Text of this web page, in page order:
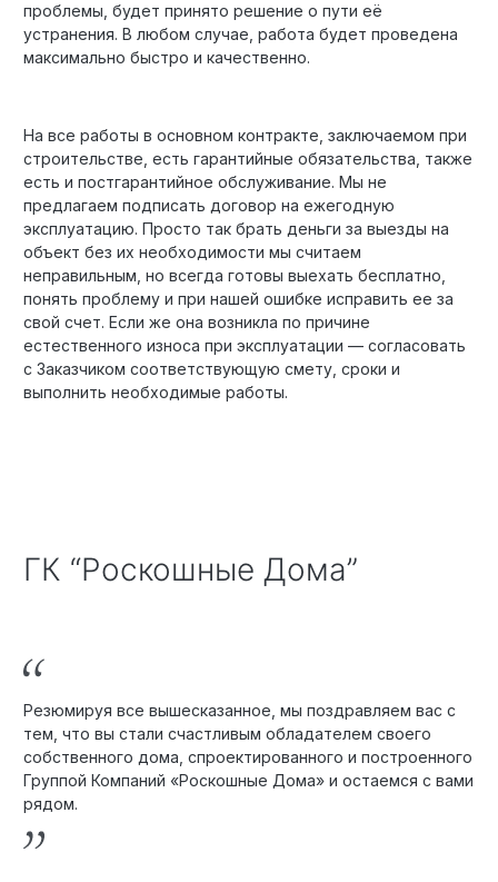
проблемы, будет принято решение о пути её
устранения. В любом случае, работа будет проведена
максимально быстро и качественно.
На все работы в основном контракте, заключаемом при
строительстве, есть гарантийные обязательства, также
есть и постгарантийное обслуживание. Мы не
предлагаем подписать договор на ежегодную
эксплуатацию. Просто так брать деньги за выезды на
объект без их необходимости мы считаем
неправильным, но всегда готовы выехать бесплатно,
понять проблему и при нашей ошибке исправить ее за
свой счет. Если же она возникла по причине
естественного износа при эксплуатации — согласовать
с Заказчиком соответствующую смету, сроки и
выполнить необходимые работы.
ГК “Роскошные Дома”
Резюмируя все вышесказанное, мы поздравляем вас с
тем, что вы стали счастливым обладателем своего
собственного дома, спроектированного и построенного
Группой Компаний «Роскошные Дома» и остаемся с вами
рядом.